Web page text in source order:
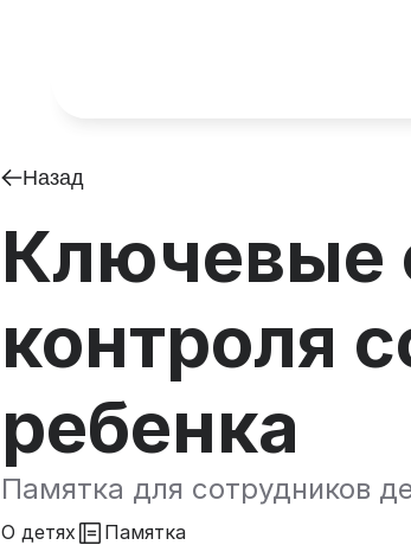
Назад
Ключевые
контроля
ребенка
Памятка для сотрудников
О детях Памятка